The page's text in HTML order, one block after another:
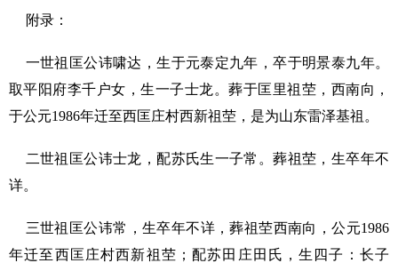
附录：
一世祖匡公讳啸达，生于元泰定九年，卒于明景泰九年。
取平阳府李千户女，生一子士龙。葬于匡里祖茔，西南向，
于公元1986年迁至西匡庄村西新祖茔，是为山东雷泽基祖。
二世祖匡公讳士龙，配苏氏生一子常。葬祖茔，生卒年不
详。
三世祖匡公讳常，生卒年不详，葬祖茔西南向，公元1986
年迁至西匡庄村西新祖茔；配苏田庄田氏，生四子：长子